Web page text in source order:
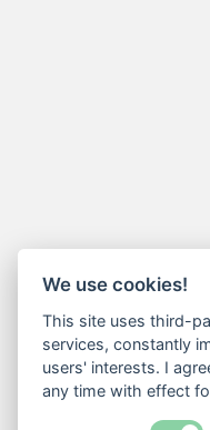
We use cookies!
This site uses third-
services, constantly
users' interests. I
any time with effect